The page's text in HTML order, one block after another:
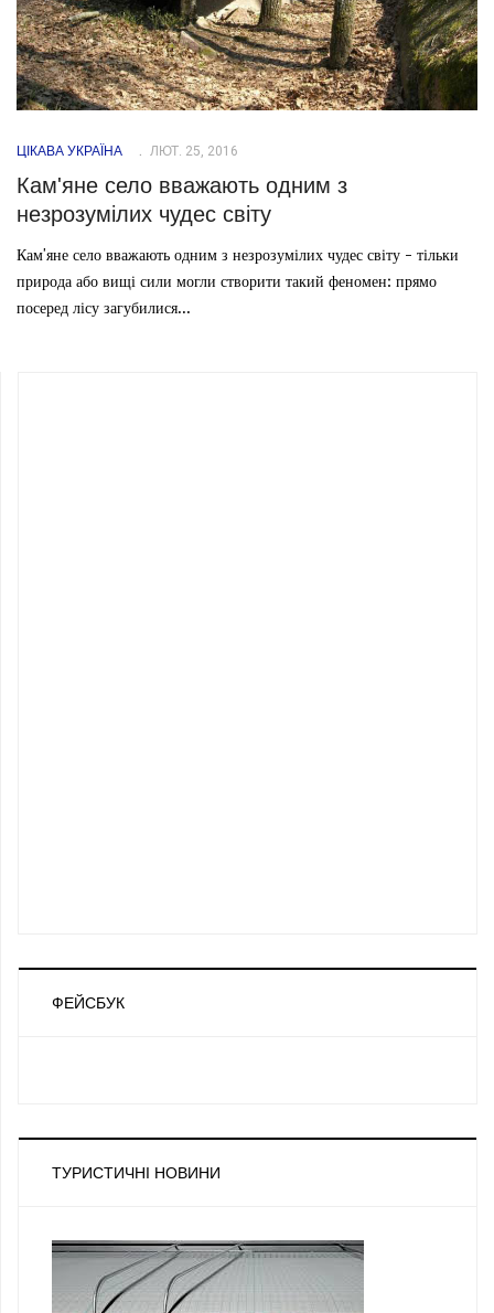
ЦІКАВА УКРАЇНА ЛЮТ. 25, 2016
Кам'яне село вважають одним з
незрозумілих чудес світу
Кам'яне село вважають одним з незрозумілих чудес світу - тільки
природа або вищі сили могли створити такий феномен: прямо
посеред лісу загубилися...
ФЕЙСБУК
ТУРИСТИЧНІ НОВИНИ